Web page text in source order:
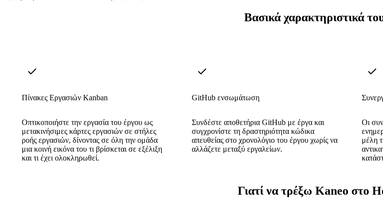
Βασικά χαρακτηριστικά
Πίνακες Εργασιών Kanban
Οπτικοποιήστε την εργασία του έργου ως
μετακινήσιμες κάρτες εργασιών σε στήλες
ροής εργασιών, δίνοντας σε όλη την ομάδα
μια κοινή εικόνα του τι βρίσκεται σε εξέλιξη
και τι έχει ολοκληρωθεί.
GitHub ενσωμάτωση
Συνδέστε αποθετήρια GitHub με έργα και
συγχρονίστε τη δραστηριότητα κώδικα
απευθείας στο χρονολόγιο του έργου χωρίς να
αλλάζετε μεταξύ εργαλείων.
Οι
μέλη
Γιατί να τρέξω Kaneo στο